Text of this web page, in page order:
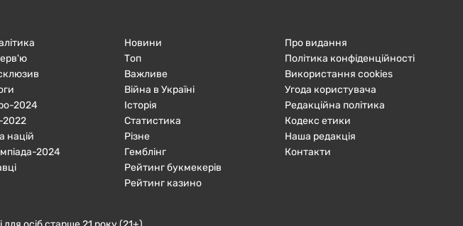
2024
2022
націй
2024
Новини
Топ
Важливе
Війна в Україні
Історія
Статистика
Різне
Гемблінг
Рейтинг букмекерів
Рейтинг казино
Про видання
Політика конфіденційності
Використання cookies
Угода користувача
Редакційна політика
Кодекс етики
Наша редакція
Контакти